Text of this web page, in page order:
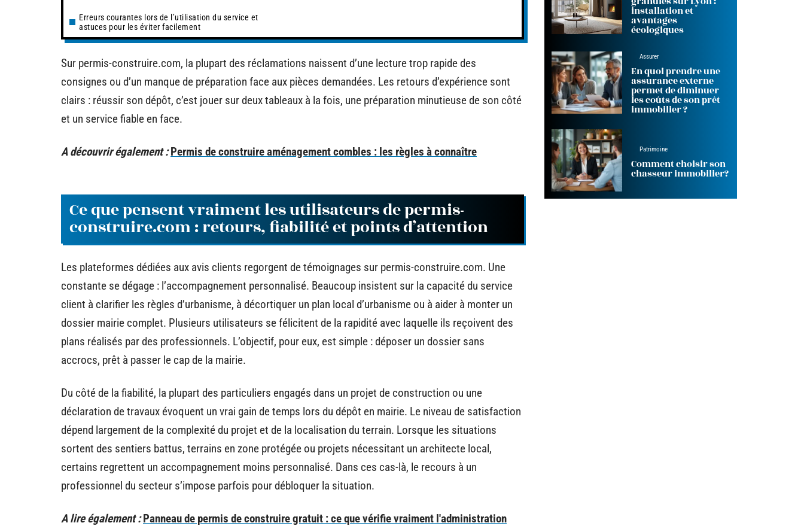
Erreurs courantes lors de l’utilisation du service et
astuces pour les éviter facilement
Sur permis-construire.com, la plupart des réclamations naissent d’une lecture trop rapide des
consignes ou d’un manque de préparation face aux pièces demandées. Les retours d’expérience sont
clairs : réussir son dépôt, c’est jouer sur deux tableaux à la fois, une préparation minutieuse de son côté
et un service fiable en face.
A découvrir également : Permis de construire aménagement combles : les règles à connaître
Ce que pensent vraiment les utilisateurs de permis-
construire.com : retours, fiabilité et points d’attention
Les plateformes dédiées aux avis clients regorgent de témoignages sur permis-construire.com. Une
constante se dégage : l’accompagnement personnalisé. Beaucoup insistent sur la capacité du service
client à clarifier les règles d’urbanisme, à décortiquer un plan local d’urbanisme ou à aider à monter un
dossier mairie complet. Plusieurs utilisateurs se félicitent de la rapidité avec laquelle ils reçoivent des
plans réalisés par des professionnels. L’objectif, pour eux, est simple : déposer un dossier sans
accrocs, prêt à passer le cap de la mairie.
Du côté de la fiabilité, la plupart des particuliers engagés dans un projet de construction ou une
déclaration de travaux évoquent un vrai gain de temps lors du dépôt en mairie. Le niveau de satisfaction
dépend largement de la complexité du projet et de la localisation du terrain. Lorsque les situations
sortent des sentiers battus, terrains en zone protégée ou projets nécessitant un architecte local,
certains regrettent un accompagnement moins personnalisé. Dans ces cas-là, le recours à un
professionnel du secteur s’impose parfois pour débloquer la situation.
A lire également : Panneau de permis de construire gratuit : ce que vérifie vraiment l'administration
installation et
avantages
écologiques
Assurer
En quoi prendre une
assurance externe
permet de diminuer
les coûts de son prêt
immobilier ?
Patrimoine
Comment choisir son
chasseur immobilier?